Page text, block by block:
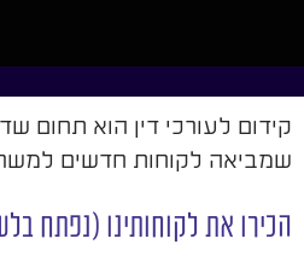
קידום לעורכי דין הוא תחום
שמביאה לקוחות חדשים
הכירו את לקוחותינו (נפתח